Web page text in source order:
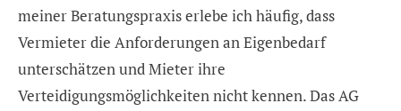
meiner Beratungspraxis erlebe ich häufig, dass
Vermieter die Anforderungen an Eigenbedarf
unterschätzen und Mieter ihre
Verteidigungsmöglichkeiten nicht kennen. Das AG